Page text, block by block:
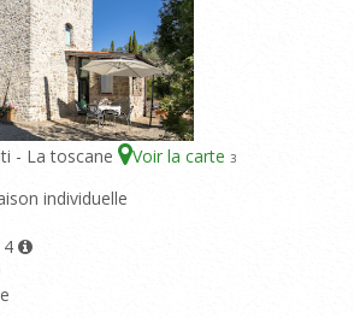
- La toscane Voir la carte 3
individuelle
4